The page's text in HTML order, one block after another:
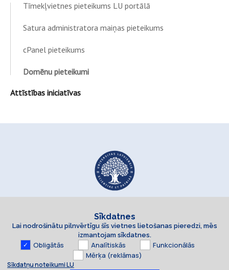
Tīmekļvietnes pieteikums LU portālā
Satura administratora maiņas pieteikums
cPanel pieteikums
Domēnu pieteikumi
Attīstības iniciatīvas
Sīkdatnes
Lai nodrošinātu pilnvērtīgu šīs vietnes lietošanas pieredzi, mēs
izmantojam sīkdatnes.
Obligātās Analītiskās
Funkcionālās
Mērķa (reklāmas)
Sīkdatņu noteikumi LU